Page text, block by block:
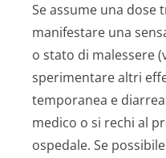
Se assume una dose
manifestare una
o stato di malessere
sperimentare altri
temporanea e
medico o si rechi al
ospedale. Se